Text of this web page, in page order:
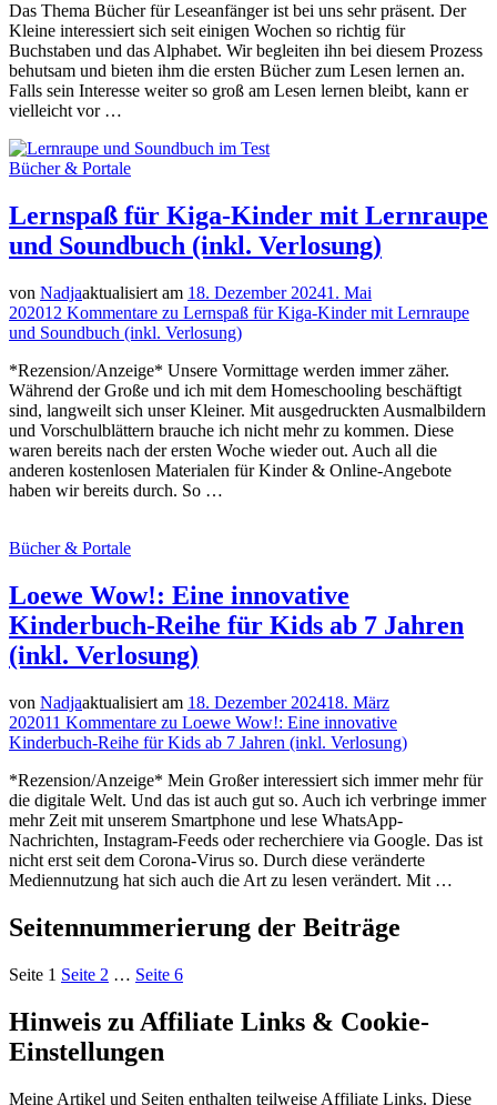
Das Thema Bücher für Leseanfänger ist bei uns sehr präsent. Der
Kleine interessiert sich seit einigen Wochen so richtig für
Buchstaben und das Alphabet. Wir begleiten ihn bei diesem Prozess
behutsam und bieten ihm die ersten Bücher zum Lesen lernen an.
Falls sein Interesse weiter so groß am Lesen lernen bleibt, kann er
vielleicht vor …
Bücher & Portale
Lernspaß für Kiga-Kinder mit Lernraupe
und Soundbuch (inkl. Verlosung)
von Nadjaaktualisiert am 18. Dezember 20241. Mai
202012 Kommentare zu Lernspaß für Kiga-Kinder mit Lernraupe
und Soundbuch (inkl. Verlosung)
*Rezension/Anzeige* Unsere Vormittage werden immer zäher.
Während der Große und ich mit dem Homeschooling beschäftigt
sind, langweilt sich unser Kleiner. Mit ausgedruckten Ausmalbildern
und Vorschulblättern brauche ich nicht mehr zu kommen. Diese
waren bereits nach der ersten Woche wieder out. Auch all die
anderen kostenlosen Materialen für Kinder & Online-Angebote
haben wir bereits durch. So …
Bücher & Portale
Loewe Wow!: Eine innovative
Kinderbuch-Reihe für Kids ab 7 Jahren
(inkl. Verlosung)
von Nadjaaktualisiert am 18. Dezember 202418. März
202011 Kommentare zu Loewe Wow!: Eine innovative
Kinderbuch-Reihe für Kids ab 7 Jahren (inkl. Verlosung)
*Rezension/Anzeige* Mein Großer interessiert sich immer mehr für
die digitale Welt. Und das ist auch gut so. Auch ich verbringe immer
mehr Zeit mit unserem Smartphone und lese WhatsApp-
Nachrichten, Instagram-Feeds oder recherchiere via Google. Das ist
nicht erst seit dem Corona-Virus so. Durch diese veränderte
Mediennutzung hat sich auch die Art zu lesen verändert. Mit …
Seitennummerierung der Beiträge
Seite 1 Seite 2 … Seite 6
Hinweis zu Affiliate Links & Cookie-
Einstellungen
Meine Artikel und Seiten enthalten teilweise Affiliate Links. Diese